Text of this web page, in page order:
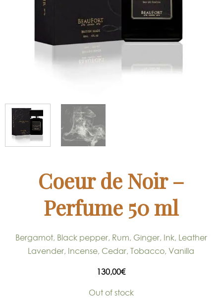
Coeur de Noir –
Perfume 50 ml
Bergamot, Black pepper, Rum, Ginger, Ink, Leather
Lavender, Incense, Cedar, Tobacco, Vanilla
130,00€
Out of stock